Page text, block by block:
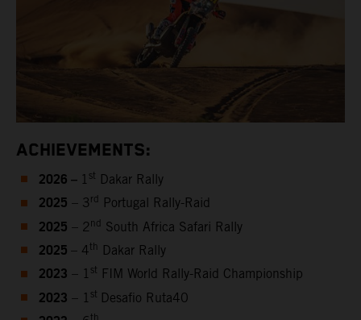
ACHIEVEMENTS:
2026 – 1 st Dakar Rally
2025 – 3 rd Portugal Rally-Raid
2025 – 2 nd South Africa Safari Rally
2025 – 4th Dakar Rally
2023 – 1 st FIM World Rally-Raid Championship
2023 – 1 st Desafio Ruta40
th